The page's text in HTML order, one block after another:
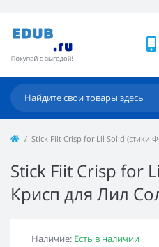
Stick Fiit Crisp for Lil Solid (стики
Stick Fiit Crisp for
Крисп для Лил
Наличие: Есть в наличии